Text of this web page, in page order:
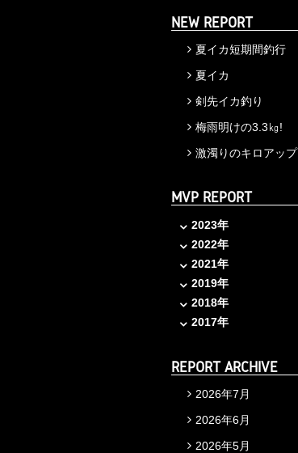
NEW REPORT
夏イカ短期間釣行
夏イカ
剣先イカ釣り
梅雨明けの3.3㎏!
激濁りのキロアップ
MVP REPORT
2023年
2022年
2021年
2019年
2018年
2017年
REPORT ARCHIVE
2026年7月
2026年6月
2026年5月